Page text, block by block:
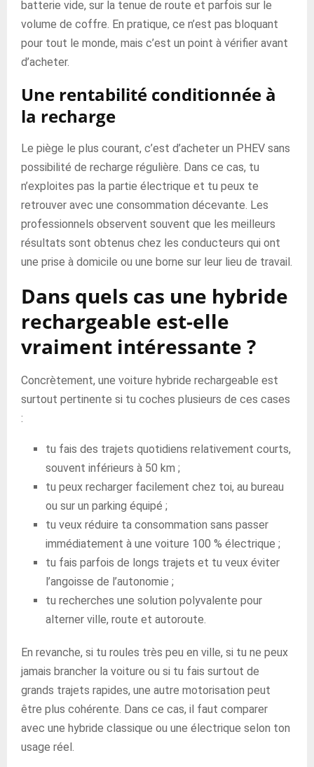
batterie vide, sur la tenue de route et parfois sur le
volume de coffre. En pratique, ce n’est pas bloquant
pour tout le monde, mais c’est un point à vérifier avant
d’acheter.
Une rentabilité conditionnée à
la recharge
Le piège le plus courant, c’est d’acheter un PHEV sans
possibilité de recharge régulière. Dans ce cas, tu
n’exploites pas la partie électrique et tu peux te
retrouver avec une consommation décevante. Les
professionnels observent souvent que les meilleurs
résultats sont obtenus chez les conducteurs qui ont
une prise à domicile ou une borne sur leur lieu de travail.
Dans quels cas une hybride
rechargeable est-elle
vraiment intéressante ?
Concrètement, une voiture hybride rechargeable est
surtout pertinente si tu coches plusieurs de ces cases
:
tu fais des trajets quotidiens relativement courts,
souvent inférieurs à 50 km ;
tu peux recharger facilement chez toi, au bureau
ou sur un parking équipé ;
tu veux réduire ta consommation sans passer
immédiatement à une voiture 100 % électrique ;
tu fais parfois de longs trajets et tu veux éviter
l’angoisse de l’autonomie ;
tu recherches une solution polyvalente pour
alterner ville, route et autoroute.
En revanche, si tu roules très peu en ville, si tu ne peux
jamais brancher la voiture ou si tu fais surtout de
grands trajets rapides, une autre motorisation peut
être plus cohérente. Dans ce cas, il faut comparer
avec une hybride classique ou une électrique selon ton
usage réel.